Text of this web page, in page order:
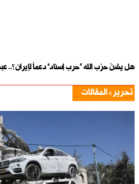
هل يشنّ حزب الله “حرب إسناد” دعماً لإيران؟..
تحرير المقالات